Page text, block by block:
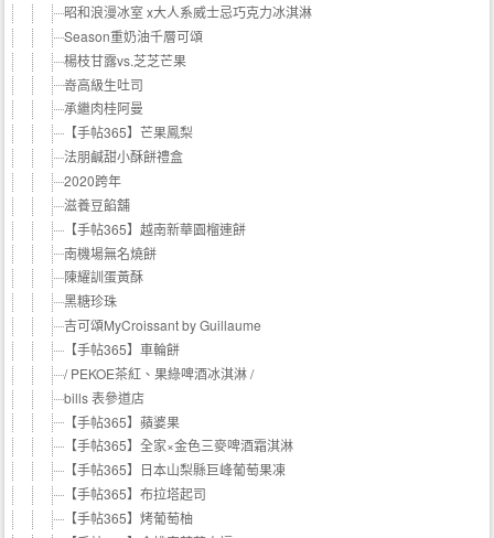
昭和浪漫冰室 x大人系威士忌巧克力冰淇淋
Season重奶油千層可頌
楊枝甘露vs.芝芝芒果
嵜高級生吐司
承繼肉桂阿曼
【手帖365】芒果鳳梨
法朋鹹甜小酥餅禮盒
2020跨年
滋養豆餡舖
【手帖365】越南新華園榴連餅
南機場無名燒餅
陳耀訓蛋黃酥
黑糖珍珠
吉可頌MyCroissant by Guillaume
【手帖365】車輪餅
/ PEKOE茶紅、果綠啤酒冰淇淋 /
bills 表參道店
【手帖365】蘋婆果
【手帖365】全家×金色三麥啤酒霜淇淋
【手帖365】日本山梨縣巨峰葡萄果凍
【手帖365】布拉塔起司
【手帖365】烤葡萄柚